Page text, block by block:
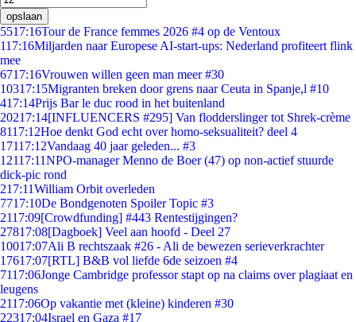
opslaan
5517:16Tour de France femmes 2026 #4 op de Ventoux
117:16Miljarden naar Europese AI-start-ups: Nederland profiteert flink
mee
6717:16Vrouwen willen geen man meer #30
10317:15Migranten breken door grens naar Ceuta in Spanje,l #10
417:14Prijs Bar le duc rood in het buitenland
20217:14[INFLUENCERS #295] Van flodderslinger tot Shrek-crème
8117:12Hoe denkt God echt over homo-seksualiteit? deel 4
17117:12Vandaag 40 jaar geleden... #3
12117:11NPO-manager Menno de Boer (47) op non-actief stuurde
dick-pic rond
217:11William Orbit overleden
7717:10De Bondgenoten Spoiler Topic #3
2117:09[Crowdfunding] #443 Rentestijgingen?
27817:08[Dagboek] Veel aan hoofd - Deel 27
10017:07Ali B rechtszaak #26 - Ali de bewezen serieverkrachter
17617:07[RTL] B&B vol liefde 6de seizoen #4
7117:06Jonge Cambridge professor stapt op na claims over plagiaat en
leugens
2117:06Op vakantie met (kleine) kinderen #30
22317:04Israel en Gaza #17